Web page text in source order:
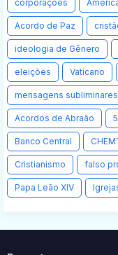
corporações
Acordo de Paz
ideologia de Gênero
eleições Vaticano
mensagens subliminares
Acordos de Abraão
Banco Central
Cristianismo falso
Papa Leão XIV